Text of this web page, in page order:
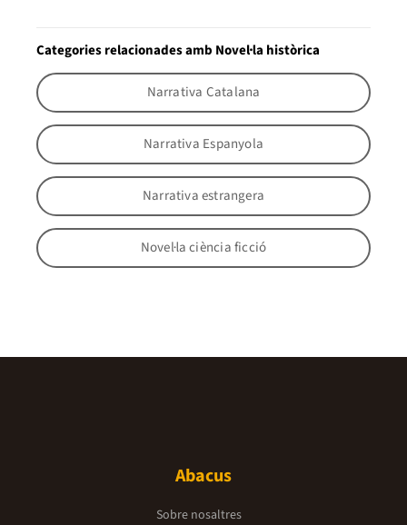
Categories relacionades amb Novel·la històrica
Narrativa Catalana
Narrativa Espanyola
Narrativa estrangera
Novel·la ciència ficció
Abacus
Sobre nosaltres